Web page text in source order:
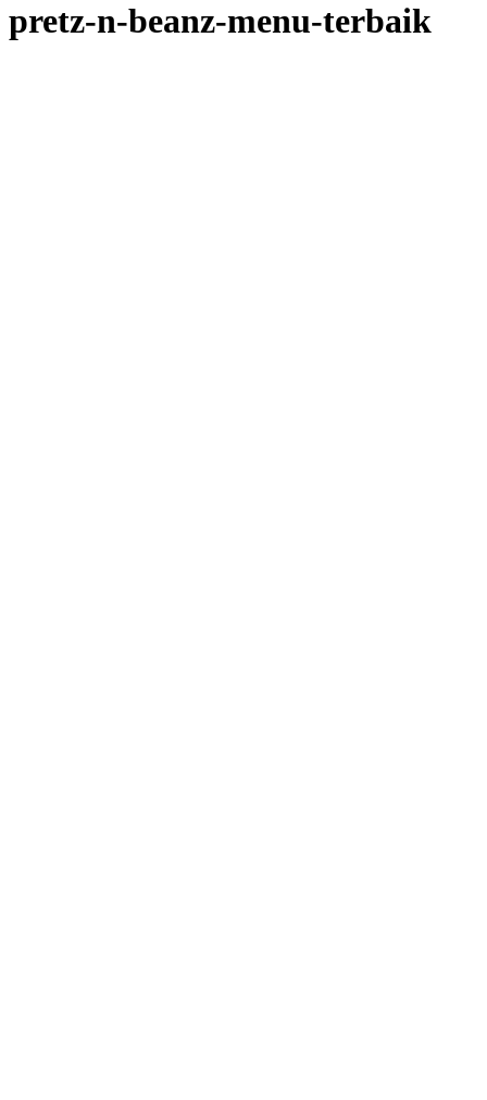
pretz-n-beanz-menu-terbaik